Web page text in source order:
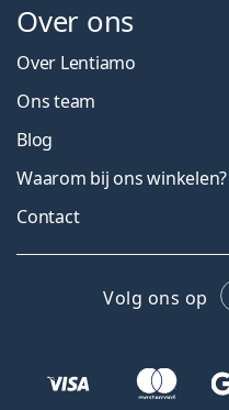
Over ons
Over Lentiamo
Ons team
Blog
Waarom bij ons winkelen?
Contact
Volg ons op